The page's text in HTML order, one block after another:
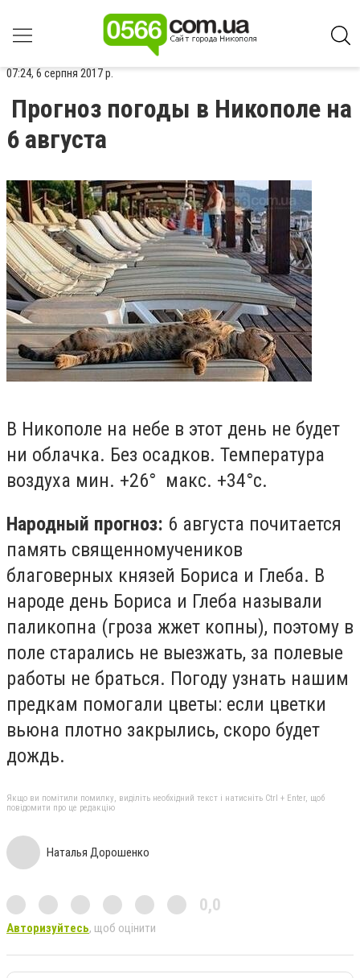
07:24, 6 серпня 2017 р.
Прогноз погоды в Никополе на
6 августа
В Никополе на небе в этот день не будет
ни облачка. Без осадков. Температура
воздуха мин. +26° макс. +34°с.
Народный прогноз: 6 августа почитается
память священномучеников
благоверных князей Бориса и Глеба. В
народе день Бориса и Глеба называли
паликопна (гроза жжет копны), поэтому в
поле старались не выезжать, за полевые
работы не браться. Погоду узнать нашим
предкам помогали цветы: если цветки
вьюна плотно закрылись, скоро будет
дождь.
Якщо ви помітили помилку, виділіть необхідний текст і натисніть Ctrl + Enter, щоб
повідомити про це редакцію
Наталья Дорошенко
0,0
Авторизуйтесь, щоб оцінити